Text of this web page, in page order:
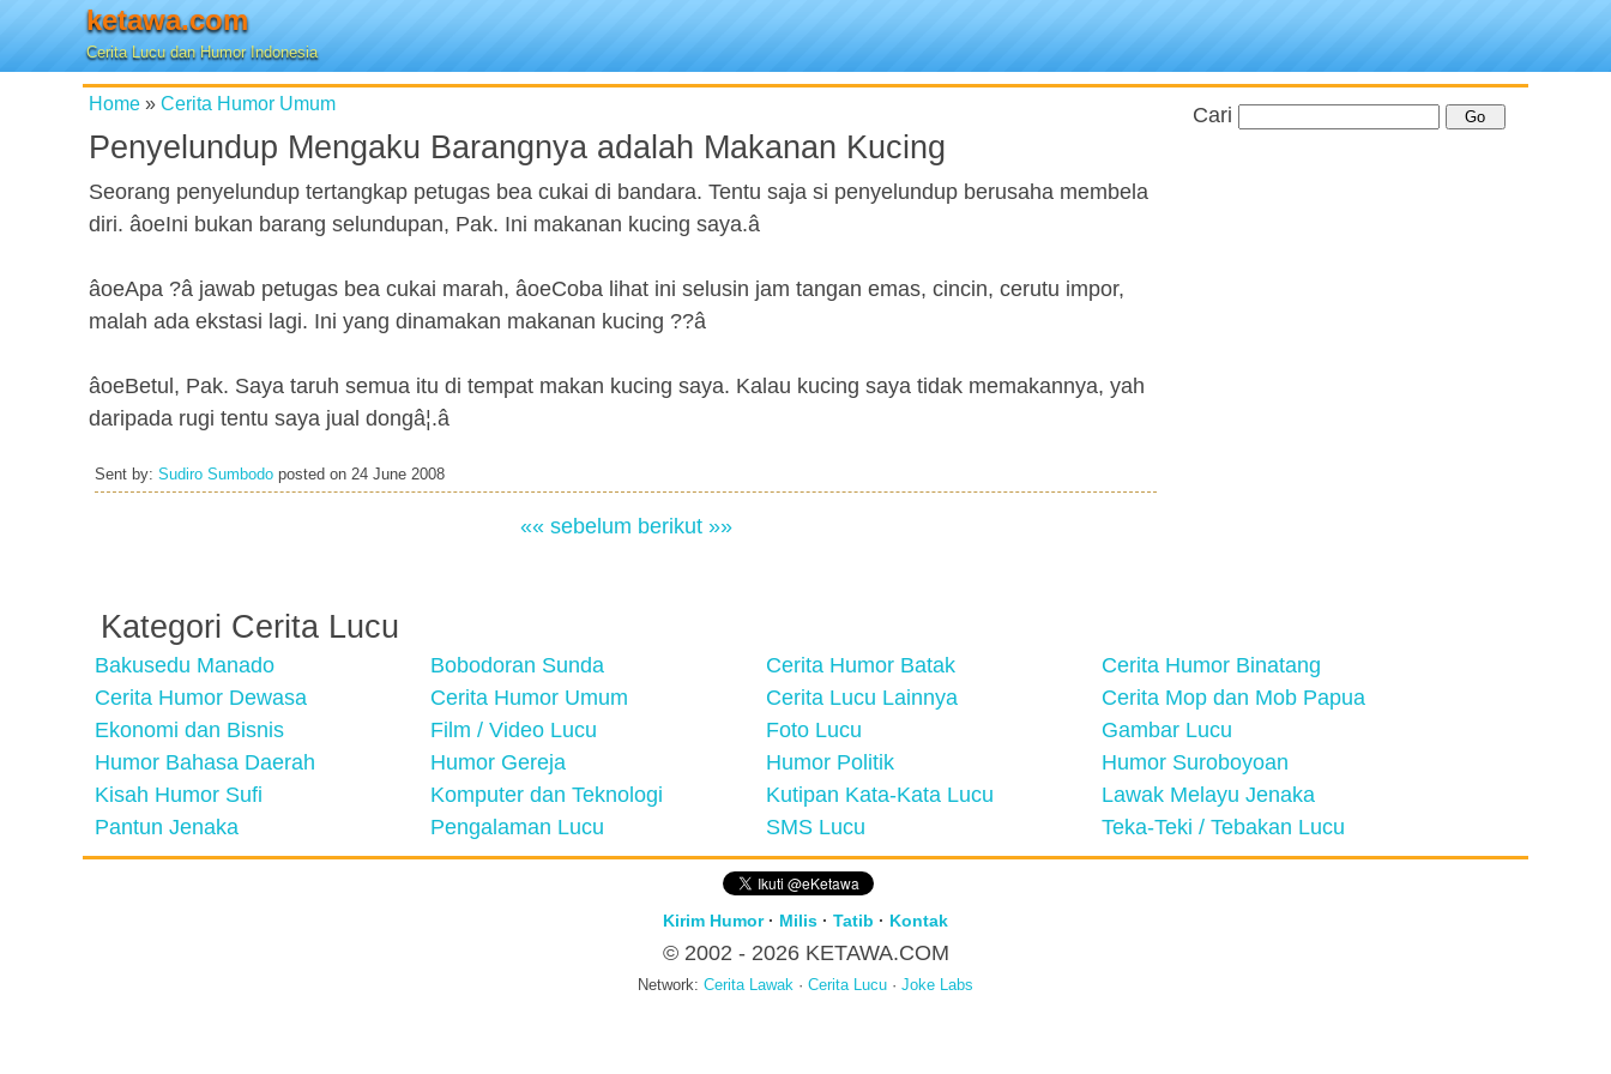
ketawa.com
Cerita Lucu dan Humor Indonesia
Home » Cerita Humor Umum
Penyelundup Mengaku Barangnya adalah Makanan Kucing
Seorang penyelundup tertangkap petugas bea cukai di bandara. Tentu saja si penyelundup berusaha membela
diri. âoeIni bukan barang selundupan, Pak. Ini makanan kucing saya.â
âoeApa ?â jawab petugas bea cukai marah, âoeCoba lihat ini selusin jam tangan emas, cincin, cerutu impor,
malah ada ekstasi lagi. Ini yang dinamakan makanan kucing ??â
âoeBetul, Pak. Saya taruh semua itu di tempat makan kucing saya. Kalau kucing saya tidak memakannya, yah
daripada rugi tentu saya jual dongâ¦.â
Sent by: Sudiro Sumbodo posted on 24 June 2008
«« sebelum berikut »»
Cari
Kategori Cerita Lucu
Bakusedu Manado Bobodoran Sunda Cerita Humor Batak
Cerita Humor Binatang
Cerita Humor Dewasa
Cerita Humor Umum Cerita Lucu Lainnya
Cerita Mop dan Mob Papua
Ekonomi dan Bisnis
Film / Video Lucu Foto Lucu
Gambar Lucu
Humor Bahasa Daerah
Humor Gereja Humor Politik
Humor Suroboyoan
Kisah Humor Sufi
Komputer dan Teknologi Kutipan Kata-Kata Lucu
Lawak Melayu Jenaka
Pantun Jenaka
Pengalaman Lucu SMS Lucu Teka-Teki / Tebakan Lucu
Kirim Humor· Milis · Tatib · Kontak
© 2002 - 2026 KETAWA.COM
Network: Cerita Lawak · Cerita Lucu · Joke Labs